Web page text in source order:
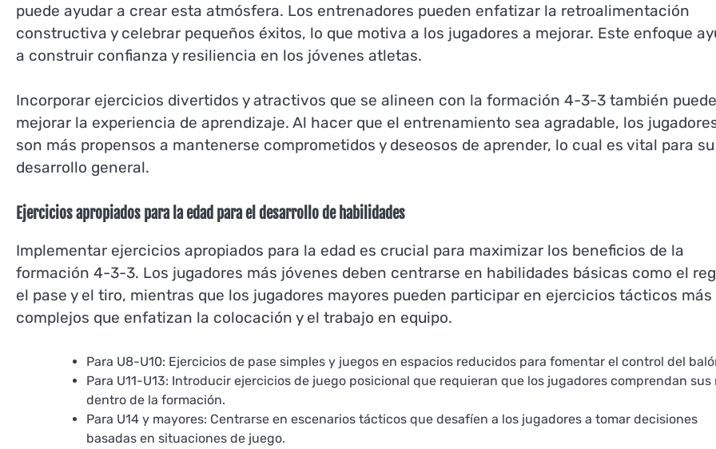
puede ayudar a crear esta atmósfera. Los entrenadores pueden enfatizar la retroalimentación
constructiva y celebrar pequeños éxitos, lo que motiva a los jugadores a mejorar. Este enfoque
a construir confianza y resiliencia en los jóvenes atletas.
Incorporar ejercicios divertidos y atractivos que se alineen con la formación 4-3-3 también puede
mejorar la experiencia de aprendizaje. Al hacer que el entrenamiento sea agradable, los
son más propensos a mantenerse comprometidos y deseosos de aprender, lo cual es vital para su
desarrollo general.
Ejercicios apropiados para la edad para el desarrollo de habilidades
Implementar ejercicios apropiados para la edad es crucial para maximizar los beneficios de la
formación 4-3-3. Los jugadores más jóvenes deben centrarse en habilidades básicas como el
el pase y el tiro, mientras que los jugadores mayores pueden participar en ejercicios tácticos más
complejos que enfatizan la colocación y el trabajo en equipo.
Para U8-U10: Ejercicios de pase simples y juegos en espacios reducidos para fomentar el control del
Para U11-U13: Introducir ejercicios de juego posicional que requieran que los jugadores comprendan sus
dentro de la formación.
Para U14 y mayores: Centrarse en escenarios tácticos que desafíen a los jugadores a tomar decisiones
basadas en situaciones de juego.